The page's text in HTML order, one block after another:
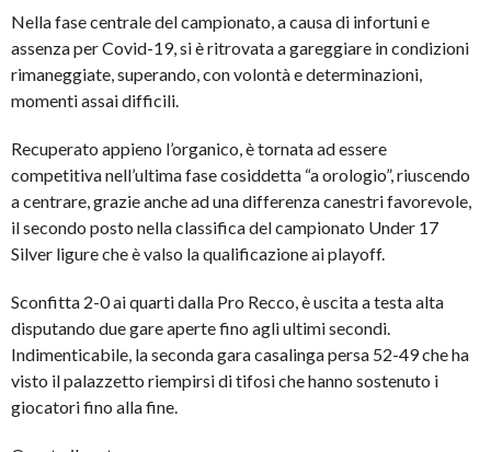
Nella fase centrale del campionato, a causa di infortuni e
assenza per Covid-19, si è ritrovata a gareggiare in condizioni
rimaneggiate, superando, con volontà e determinazioni,
momenti assai difficili.
Recuperato appieno l’organico, è tornata ad essere
competitiva nell’ultima fase cosiddetta “a orologio”, riuscendo
a centrare, grazie anche ad una differenza canestri favorevole,
il secondo posto nella classifica del campionato Under 17
Silver ligure che è valso la qualificazione ai playoff.
Sconfitta 2-0 ai quarti dalla Pro Recco, è uscita a testa alta
disputando due gare aperte fino agli ultimi secondi.
Indimenticabile, la seconda gara casalinga persa 52-49 che ha
visto il palazzetto riempirsi di tifosi che hanno sostenuto i
giocatori fino alla fine.